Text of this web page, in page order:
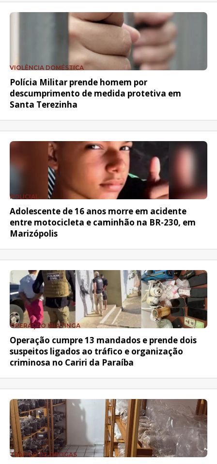
VIOLÊNCIA DOMÉSTICA
Polícia Militar prende homem por
descumprimento de medida protetiva em
Santa Terezinha
POLICIAL
Adolescente de 16 anos morre em acidente
entre motocicleta e caminhão na BR-230, em
Marizópolis
OPERAÇÃO IBIATINGA
Operação cumpre 13 mandados e prende dois
suspeitos ligados ao tráfico e organização
criminosa no Cariri da Paraíba
TRÁFICO DE DROGAS